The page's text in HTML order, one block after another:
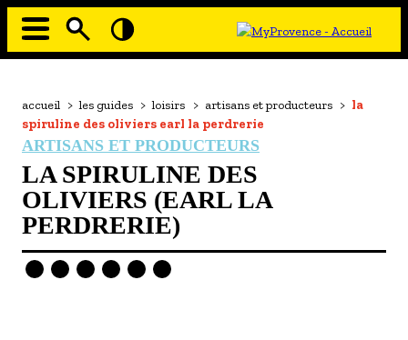
Aller
principale
À MOI LA CULTURE
AU GRAND AIR
PASSEZ À TABLE
SOUS TOUTES LES COUTUMES
TOURISME ET HANDICAP
Fil
d'Ariane
accueil > les guides > loisirs > artisans et producteurs > la
spiruline des oliviers earl la perdrerie
ARTISANS ET PRODUCTEURS
LA SPIRULINE DES
OLIVIERS (EARL LA
PERDRERIE)